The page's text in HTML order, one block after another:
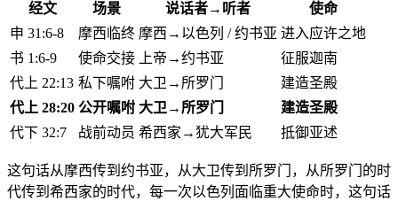
经文 场景 说话者→听者
使命
申 31:6-8
摩西临终 摩西→以色列 / 约书亚 进入应许之地
书 1:6-9
使命交接 上帝→约书亚
征服迦南
代上 22:13 私下嘱咐 大卫→所罗门
建造圣殿
代上 28:20 公开嘱咐 大卫→所罗门
建造圣殿
代下 32:7
战前动员 希西家→犹大军民 抵御亚述
这句话从摩西传到约书亚，从大卫传到所罗门，从所罗门的时
代传到希西家的时代，每一次以色列面临重大使命时，这句话